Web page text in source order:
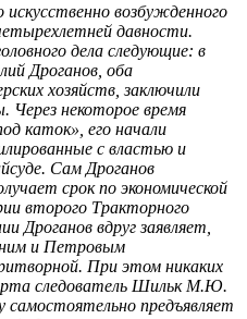
возбужденного
давности.
дела следующие: в
Дроганов, оба
хозяйств, заключили
Через некоторое время
каток», его начали
с властью и
Сам Дроганов
срок по экономической
второго Тракторного
Дроганов вдруг заявляет,
ним и Петровым
При этом никаких
следователь Шильк М.Ю.
предъявляет